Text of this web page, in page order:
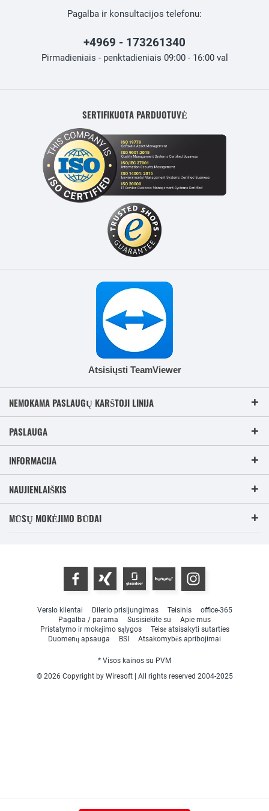
Pagalba ir konsultacijos telefonu:
+4969 - 173261340
Pirmadieniais - penktadieniais 09:00 - 16:00 val
SERTIFIKUOTA PARDUOTUVĖ
Atsisiųsti TeamViewer
NEMOKAMA PASLAUGŲ KARŠTOJI LINIJA
PASLAUGA
INFORMACIJA
NAUJIENLAIŠKIS
MŪSŲ MOKĖJIMO BŪDAI
Verslo klientai Dilerio prisijungimas Teisinis
office-365
Pagalba / parama
Susisiekite su
Apie mus
Pristatymo ir mokėjimo sąlygos
Teisė atsisakyti sutarties
Duomenų apsauga
BSI Atsakomybės apribojimai
* Visos kainos su PVM
© 2026 Copyright by Wiresoft | All rights reserved 2004-2025